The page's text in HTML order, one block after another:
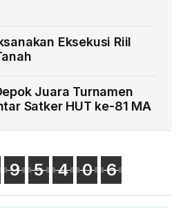
Eksekusi Riil
Juara Turnamen
Satker HUT ke-81 MA
9 5 4 0 6